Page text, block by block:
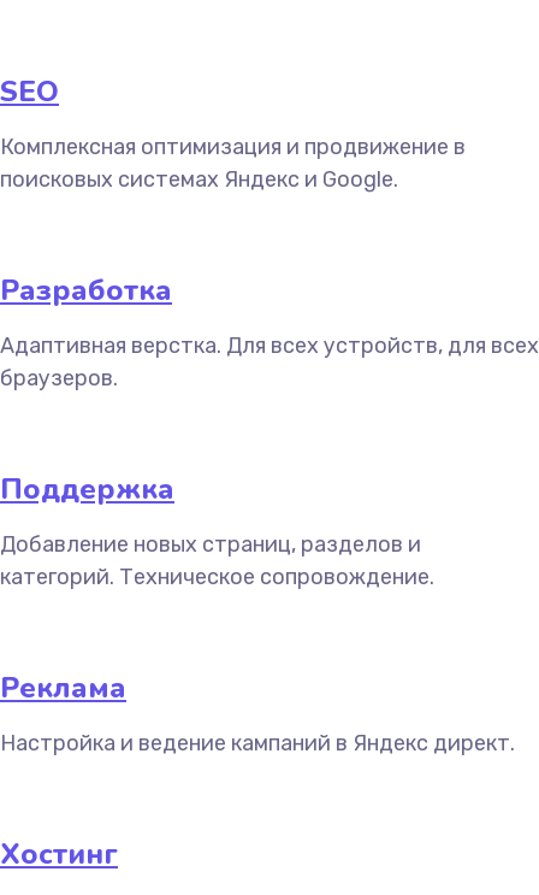
SEO
Комплексная оптимизация и продвижение в
поисковых системах Яндекс и Google.
Разработка
Адаптивная верстка. Для всех устройств, для всех
браузеров.
Поддержка
Добавление новых страниц, разделов и
категорий. Техническое сопровождение.
Реклама
Настройка и ведение кампаний в Яндекс директ.
Хостинг